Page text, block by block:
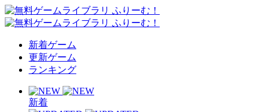
新着ゲーム
更新ゲーム
ランキング
新着